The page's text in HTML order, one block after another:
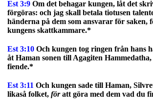
Est 3:9 Om det behagar kungen, låt det
förgöras: och jag skall betala tiotusen
händerna på dem som ansvarar för saken,
kungens skattkammare.*
Est 3:10 Och kungen tog ringen från hans
åt Haman sonen till Agagiten
fiende.*
Est 3:11 Och kungen sade till Haman,
likaså folket, föratt göra med dem vad du